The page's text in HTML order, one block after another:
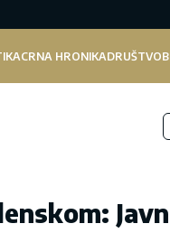
CRNA HRONIKADRUŠTVO